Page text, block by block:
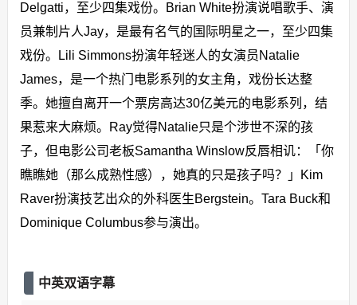
Delgatti，至少四集戏份。Brian White扮演说唱歌手、演
员兼制片人Jay，是最有名气的国际明星之一，至少四集
戏份。Lili Simmons扮演年轻迷人的女演员Natalie
James，是一个热门电影系列的女主角，戏份长达整
季。她擅自离开一个票房高达30亿美元的电影系列，结
果惹来大麻烦。Ray觉得Natalie只是个涉世不深的孩
子，但电影公司老板Samantha Winslow反唇相讥：「你
瞧瞧她（那么成熟性感），她真的只是孩子吗？」Kim
Raver扮演技艺出众的外科医生Bergstein。Tara Buck和
Dominique Columbus参与演出。
中英双语字幕